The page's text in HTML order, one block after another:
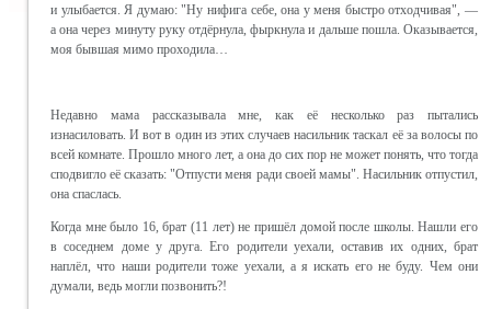
и улыбается. Я думаю: "Ну нифига себе, она у меня быстро отходчивая", —
а она через минуту руку отдёрнула, фыркнула и дальше пошла. Оказывается,
моя бывшая мимо проходила…
Недавно мама рассказывала мне, как её несколько раз пытались
изнасиловать. И вот в один из этих случаев насильник таскал её за волосы по
всей комнате. Прошло много лет, а она до сих пор не может понять, что тогда
сподвигло её сказать: "Отпусти меня ради своей мамы". Насильник отпустил,
она спаслась.
Когда мне было 16, брат (11 лет) не пришёл домой после школы. Нашли его
в соседнем доме у друга. Его родители уехали, оставив их одних, брат
наплёл, что наши родители тоже уехали, а я искать его не буду. Чем они
думали, ведь могли позвонить?!